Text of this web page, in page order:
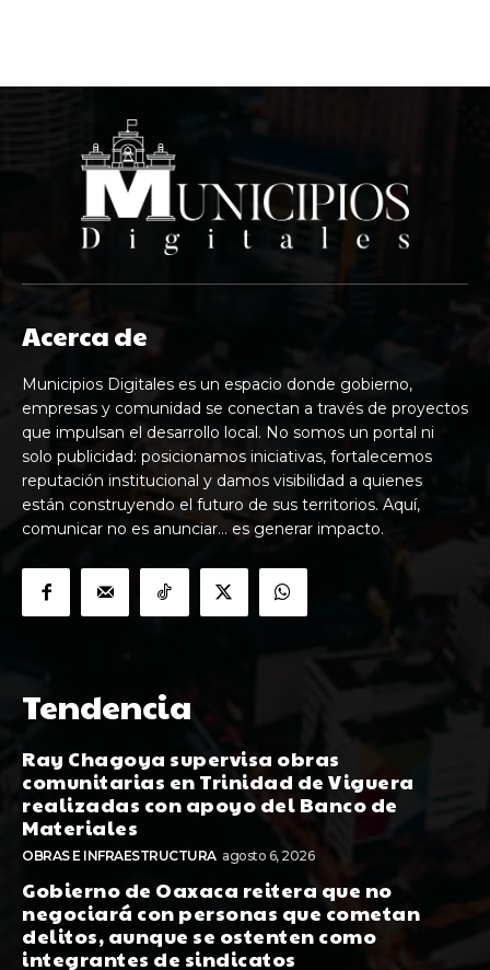
Acerca de
Municipios Digitales es un espacio donde gobierno,
empresas y comunidad se conectan a través de proyectos
que impulsan el desarrollo local. No somos un portal ni
solo publicidad: posicionamos iniciativas, fortalecemos
reputación institucional y damos visibilidad a quienes
están construyendo el futuro de sus territorios. Aquí,
comunicar no es anunciar… es generar impacto.
Tendencia
Ray Chagoya supervisa obras
comunitarias en Trinidad de Viguera
realizadas con apoyo del Banco de
Materiales
OBRAS E INFRAESTRUCTURA agosto 6, 2026
Gobierno de Oaxaca reitera que no
negociará con personas que cometan
delitos, aunque se ostenten como
integrantes de sindicatos